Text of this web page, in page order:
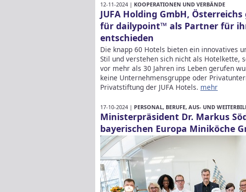
12-11-2024 | KOOPERATIONEN UND VERBÄNDE
JUFA Holding GmbH,
für dailypoint™ als Partner für
entschieden
Die knapp 60 Hotels bieten ein innovatives
Stil und verstehen sich nicht als Hotelkette,
vor mehr als 30 Jahren ins Leben gerufen
keine Unternehmensgruppe oder
Privatstiftung der JUFA Hotels. mehr
17-10-2024 | PERSONAL, BERUFE, AUS- UND
Ministerpräsident Dr. Markus
bayerischen Europa Miniköche